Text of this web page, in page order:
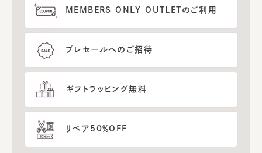
MEMBERS ONLY OUTLETのご利用
プレセールへのご招待
ギフトラッピング無料
リペア50％OFF